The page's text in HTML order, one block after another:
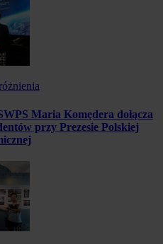
Maria Komędera dołącza
przy Prezesie Polskiej